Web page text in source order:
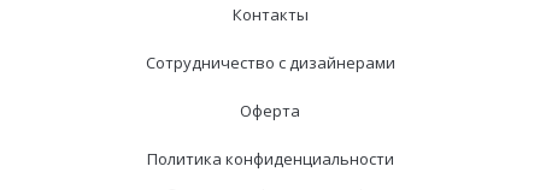
Контакты
Сотрудничество с дизайнерами
Оферта
Политика конфиденциальности